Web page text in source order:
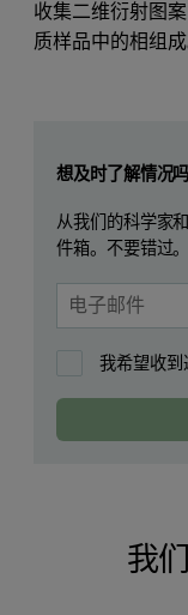
收集二维衍射图
质样品中的相组成
想及时了解情况吗
从我们的科学家
件箱。不要错过。
我希望收到
我